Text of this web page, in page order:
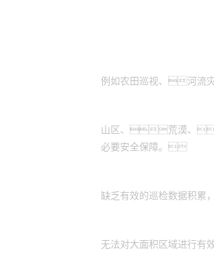
例如农田巡视、河流
山区、荒漠、
必要安全保障。
缺乏有效的巡检数据
无法对大面积区域进行